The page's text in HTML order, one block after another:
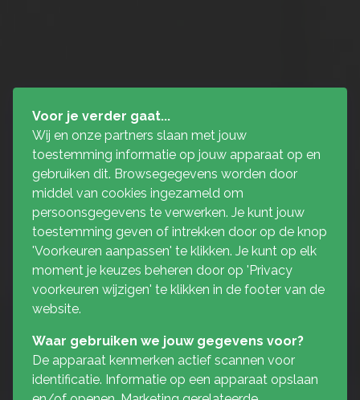
Voor je verder gaat...
Wij en onze partners slaan met jouw
toestemming informatie op jouw apparaat op en
gebruiken dit. Browsegegevens worden door
middel van cookies ingezameld om
persoonsgegevens te verwerken. Je kunt jouw
toestemming geven of intrekken door op de knop
'Voorkeuren aanpassen' te klikken. Je kunt op elk
moment je keuzes beheren door op 'Privacy
voorkeuren wijzigen' te klikken in de footer van de
website.
Waar gebruiken we jouw gegevens voor?
De apparaat kenmerken actief scannen voor
identificatie. Informatie op een apparaat opslaan